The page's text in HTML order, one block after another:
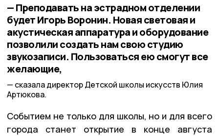
— Преподавать на эстрадном отделении
будет Игорь Воронин. Новая световая и
акустическая аппаратура и оборудование
позволили создать нам свою студию
звукозаписи. Пользоваться ею смогут все
желающие,
сказала директор Детской школы искусств Юлия
Артюкова.
Событием не только для школы, но и для всего
города станет открытие в конце августа